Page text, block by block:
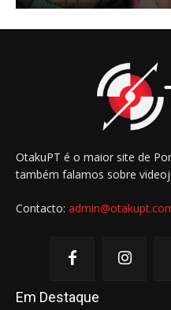
OtakuPT é o maior site de
também falamos sobre
Contacto:
Em Destaque